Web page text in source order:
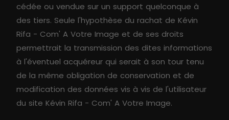
cédée ou vendue sur un support quelconque à
des tiers. Seule l'hypothèse du rachat de Kévin
Rifa - Com' A Votre Image et de ses droits
permettrait la transmission des dites informations
à l'éventuel acquéreur qui serait à son tour tenu
de la même obligation de conservation et de
modification des données vis à vis de l'utilisateur
du site Kévin Rifa - Com' A Votre Image.